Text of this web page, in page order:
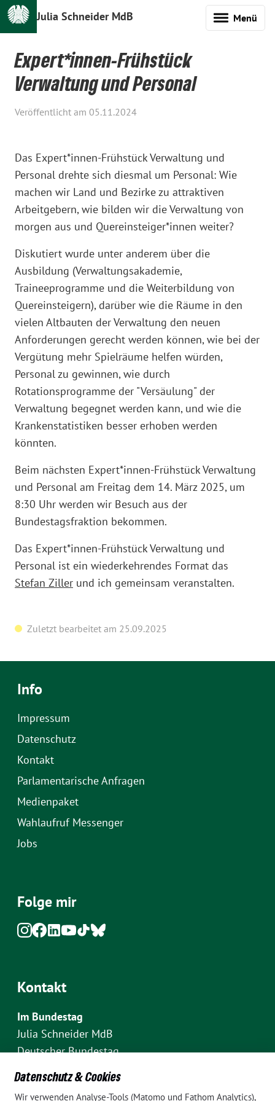
Julia Schneider MdB Menü
Expert*innen-Frühstück
Verwaltung und Personal
Veröffentlicht am 05.11.2024
Das Expert*innen-Frühstück Verwaltung und
Personal drehte sich diesmal um Personal: Wie
machen wir Land und Bezirke zu attraktiven
Arbeitgebern, wie bilden wir die Verwaltung von
morgen aus und Quereinsteiger*innen weiter?
Diskutiert wurde unter anderem über die
Ausbildung (Verwaltungsakademie,
Traineeprogramme und die Weiterbildung von
Quereinsteigern), darüber wie die Räume in den
vielen Altbauten der Verwaltung den neuen
Anforderungen gerecht werden können, wie bei der
Vergütung mehr Spielräume helfen würden,
Personal zu gewinnen, wie durch
Rotationsprogramme der "Versäulung" der
Verwaltung begegnet werden kann, und wie die
Krankenstatistiken besser erhoben werden
könnten.
Beim nächsten Expert*innen-Frühstück Verwaltung
und Personal am Freitag dem 14. März 2025, um
8:30 Uhr werden wir Besuch aus der
Bundestagsfraktion bekommen.
Das Expert*innen-Frühstück Verwaltung und
Personal ist ein wiederkehrendes Format das
Stefan Ziller und ich gemeinsam veranstalten.
Zuletzt bearbeitet am 25.09.2025
Info
Impressum
Datenschutz
Kontakt
Parlamentarische Anfragen
Medienpaket
Wahlaufruf Messenger
Jobs
Folge mir
Kontakt
Im Bundestag
Julia Schneider MdB
Deutscher Bundestag
Fraktion Bündnis 90/Die Grünen
Platz der Republik 1
Datenschutz & Cookies
Wir verwenden Analyse-Tools (Matomo und Fathom Analytics),